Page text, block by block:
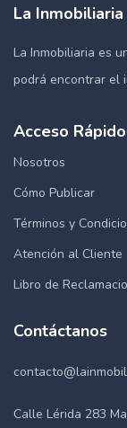
La Inmobiliaria
La Inmobiliaria es
podrá encontrar el
Acceso Rápido
Nosotros
Cómo Publicar
Términos y
Atención al Cliente
Libro de
Contáctanos
Calle Lérida 283